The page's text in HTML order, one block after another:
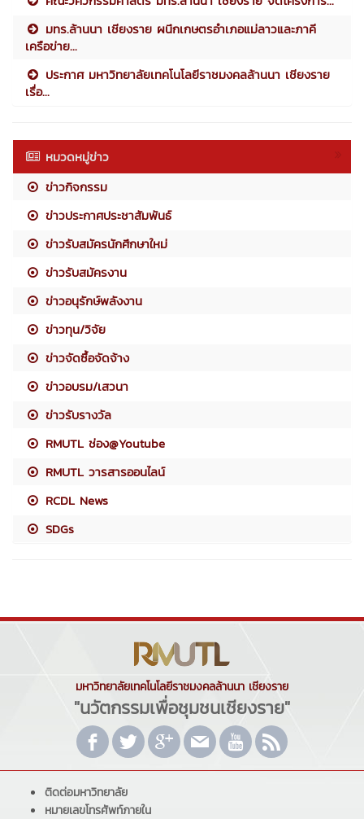
มทร.ล้านนา เชียงราย ผนึกเกษตรอำเภอแม่ลาวและภาคี
เครือข่าย...
ประกาศ มหาวิทยาลัยเทคโนโลยีราชมงคลล้านนา เชียงราย
เรื่อ...
หมวดหมู่ข่าว
ข่าวกิจกรรม
ข่าวประกาศประชาสัมพันธ์
ข่าวรับสมัครนักศึกษาใหม่
ข่าวรับสมัครงาน
ข่าวอนุรักษ์พลังงาน
ข่าวทุน/วิจัย
ข่าวจัดซื้อจัดจ้าง
ข่าวอบรม/เสวนา
ข่าวรับรางวัล
RMUTL ช่อง@Youtube
RMUTL วารสารออนไลน์
RCDL News
SDGs
มหาวิทยาลัยเทคโนโลยีราชมงคลล้านนา เชียงราย
"นวัตกรรมเพื่อชุมชนเชียงราย"
ติดต่อมหาวิทยาลัย
หมายเลขโทรศัพท์ภายใน